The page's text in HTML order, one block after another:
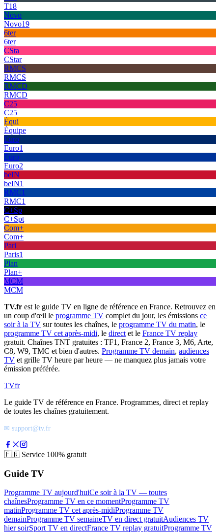
T18
Novo
Novo19
6ter
6ter
CSta
CStar
RMCS
RMCS
RMCD
RMCD
C25
C25
Équi
Équipe
Euro
Euro1
Euro
Euro2
beIN
beIN1
RMC1
RMC1
C+Sp
C+Spt
Com+
Com+
Pari
Paris1
Plan
Plan+
MCM
MCM
TV.fr est le guide TV en ligne de référence en France. Retrouvez en
un coup d'œil le programme TV complet du jour, les émissions ce
soir à la TV sur toutes les chaînes, le programme TV du matin, le
programme TV cet après-midi, le direct et le France TV replay
gratuit. Chaînes TNT gratuites : TF1, France 2, France 3, M6, Arte,
C8, W9, TMC et bien d'autres. Programme TV demain, audiences
TV et grille TV heure par heure — ne manquez plus jamais votre
émission préférée.
TVfr
Le guide TV de référence en France. Programmes, direct et replay
de toutes les chaînes gratuitement.
✉ support@tv.fr
🇫🇷 Service 100% gratuit
Guide TV
Programme TV aujourd'huiCe soir à la TV — toutes
chaînesProgramme TV en ce momentProgramme TV
matinProgramme TV cet après-midiProgramme TV
demainProgramme TV semaineTV en direct gratuitAudiences TV
hier soirSport TV en directFrance TV replay gratuitProgramme TV